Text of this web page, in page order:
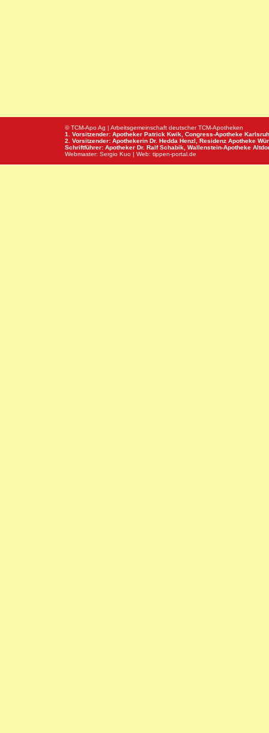
© TCM-Apo Ag | Arbeitsgemeinschaft deutscher TCM-Apotheken
1. Vorsitzender: Apotheker Patrick Kwik, Congress-Apotheke
2. Vorsitzender: Apothekerin Dr. Hedda Henzl, Residenz Apotheke
Schriftführer: Apotheker Dr. Ralf Schabik, Wallenstein-Apotheke
Webmaster: Sergio Kuo | Web: tippen-portal.de